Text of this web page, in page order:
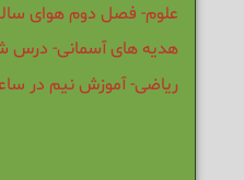
علوم- فصل دوم هوای
هدیه های آسمانی-
ریاضی- آموزش نیم در